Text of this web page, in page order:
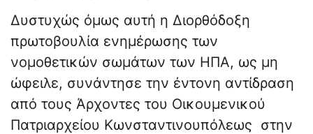
Δυστυχώς όμως αυτή η Διορθόδοξη
πρωτοβουλία ενημέρωσης των
νομοθετικών σωμάτων των ΗΠΑ, ως μη
ώφειλε, συνάντησε την έντονη αντίδραση
από τους Άρχοντες του Οικουμενικού
Πατριαρχείου Κωνσταντινουπόλεως στην